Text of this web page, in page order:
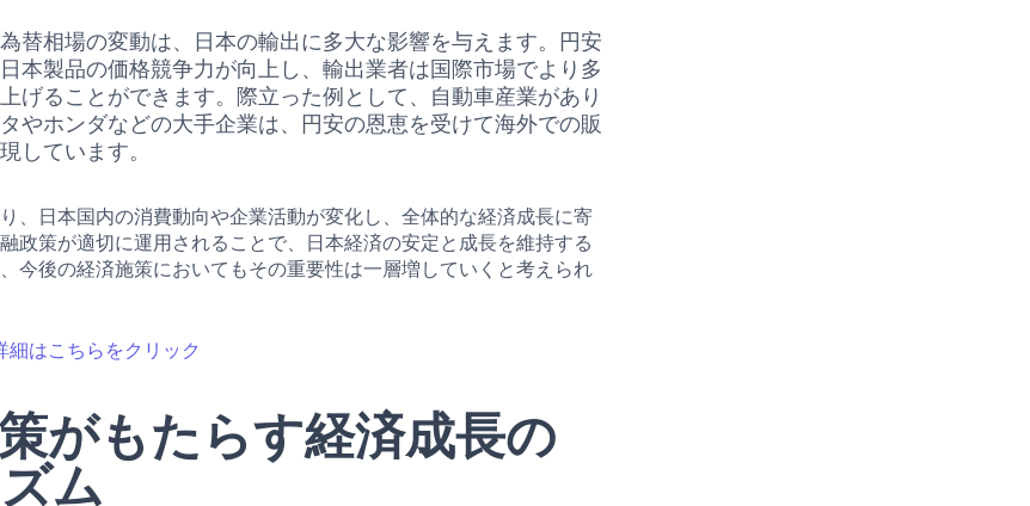
為替相場の変動は、日本の輸出に多大な影響を与えます。円安
本製品の価格競争力が向上し、輸出業者は国際市場でより多
げることができます。際立った例として、自動車産業があり
やホンダなどの大手企業は、円安の恩恵を受けて海外での販
しています。
、日本国内の消費動向や企業活動が変化し、全体的な経済成長に寄
政策が適切に運用されることで、日本経済の安定と成長を維持する
今後の経済施策においてもその重要性は一層増していくと考えられ
細はこちらをクリック
がもたらす経済成長の
ム